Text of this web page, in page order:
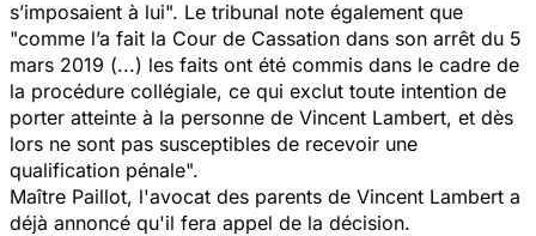
s’imposaient à lui". Le tribunal note également que
"comme l’a fait la Cour de Cassation dans son arrêt du 5
mars 2019 (...) les faits ont été commis dans le cadre de
la procédure collégiale, ce qui exclut toute intention de
porter atteinte à la personne de Vincent Lambert, et dès
lors ne sont pas susceptibles de recevoir une
qualification pénale".
Maître Paillot, l'avocat des parents de Vincent Lambert a
déjà annoncé qu'il fera appel de la décision.